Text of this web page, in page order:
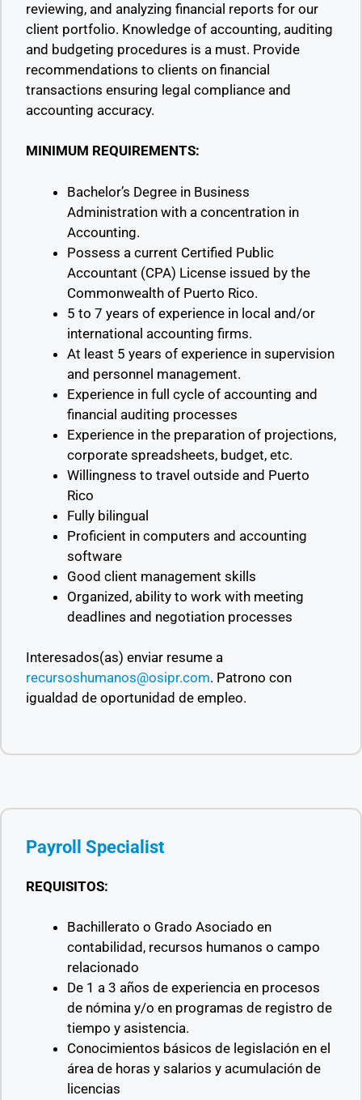
reviewing, and analyzing financial reports for our
client portfolio. Knowledge of accounting, auditing
and budgeting procedures is a must. Provide
recommendations to clients on financial
transactions ensuring legal compliance and
accounting accuracy.
MINIMUM REQUIREMENTS:
Bachelor’s Degree in Business
Administration with a concentration in
Accounting.
Possess a current Certified Public
Accountant (CPA) License issued by the
Commonwealth of Puerto Rico.
5 to 7 years of experience in local and/or
international accounting firms.
At least 5 years of experience in supervision
and personnel management.
Experience in full cycle of accounting and
financial auditing processes
Experience in the preparation of projections,
corporate spreadsheets, budget, etc.
Willingness to travel outside and Puerto
Rico
Fully bilingual
Proficient in computers and accounting
software
Good client management skills
Organized, ability to work with meeting
deadlines and negotiation processes
Interesados(as) enviar resume a
recursoshumanos@osipr.com. Patrono con
igualdad de oportunidad de empleo.
Payroll Specialist
REQUISITOS:
Bachillerato o Grado Asociado en
contabilidad, recursos humanos o campo
relacionado
De 1 a 3 años de experiencia en procesos
de nómina y/o en programas de registro de
tiempo y asistencia.
Conocimientos básicos de legislación en el
área de horas y salarios y acumulación de
licencias